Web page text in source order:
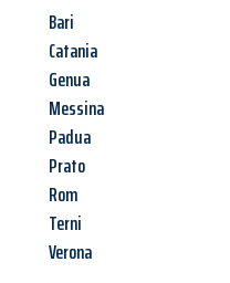
Bari
Catania
Genua
Messina
Padua
Prato
Rom
Terni
Verona